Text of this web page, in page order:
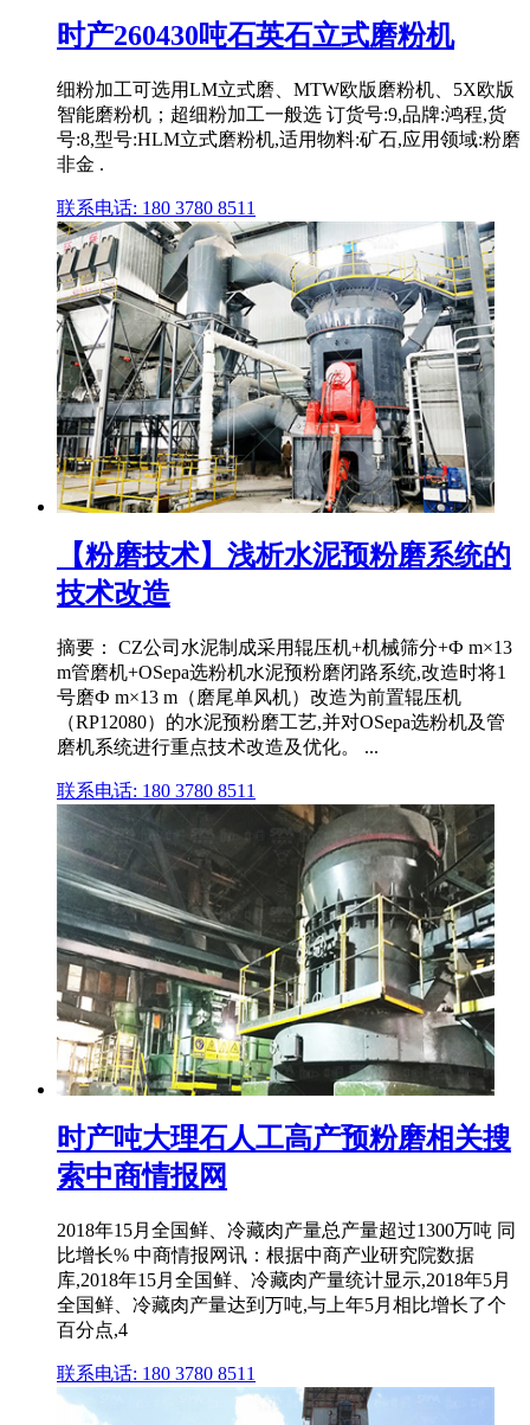
时产260430吨石英石立式磨粉机
细粉加工可选用LM立式磨、MTW欧版磨粉机、5X欧版
智能磨粉机；超细粉加工一般选 订货号:9,品牌:鸿程,货
号:8,型号:HLM立式磨粉机,适用物料:矿石,应用领域:粉磨
非金 .
联系电话: 180 3780 8511
【粉磨技术】浅析水泥预粉磨系统的
技术改造
摘要： CZ公司水泥制成采用辊压机+机械筛分+Ф m×13
m管磨机+OSepa选粉机水泥预粉磨闭路系统,改造时将1
号磨Ф m×13 m（磨尾单风机）改造为前置辊压机
（RP12080）的水泥预粉磨工艺,并对OSepa选粉机及管
磨机系统进行重点技术改造及优化。 ...
联系电话: 180 3780 8511
时产吨大理石人工高产预粉磨相关搜
索中商情报网
2018年15月全国鲜、冷藏肉产量总产量超过1300万吨 同
比增长% 中商情报网讯：根据中商产业研究院数据
库,2018年15月全国鲜、冷藏肉产量统计显示,2018年5月
全国鲜、冷藏肉产量达到万吨,与上年5月相比增长了个
百分点,4
联系电话: 180 3780 8511